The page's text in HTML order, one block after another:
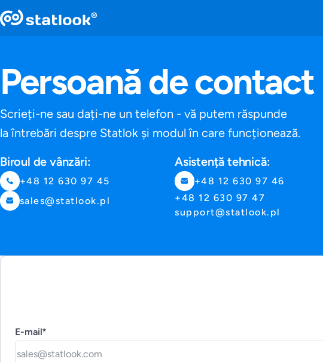
Persoană de contact
Scrieți-ne sau dați-ne un telefon - vă putem răspunde
la întrebări despre Statlok și modul în care funcționează.
Biroul de vânzări:
+48 12 630 97 45
sales@statlook.pl
Asistență tehnică:
+48 12 630 97 46
+48 12 630 97 47
support@statlook.pl
E-mail*